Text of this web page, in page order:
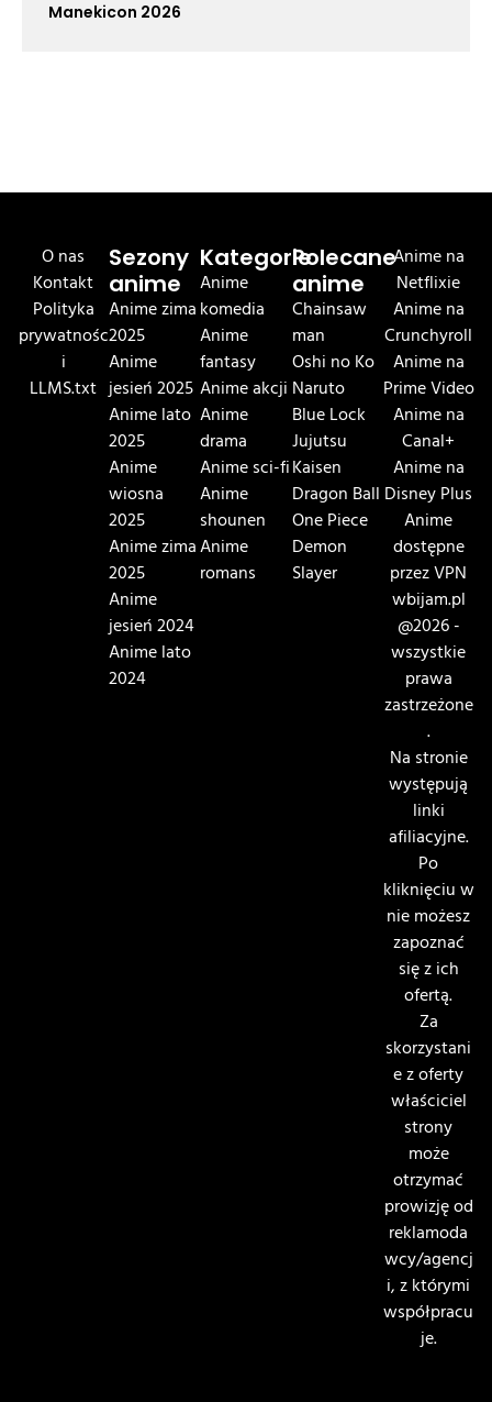
Manekicon 2026
O nas
Kontakt
Polityka
prywatnośc
i
LLMS.txt
Sezony
anime
Anime zima
2025
Anime
jesień 2025
Anime lato
2025
Anime
wiosna
2025
Anime zima
2025
Anime
jesień 2024
Anime lato
2024
Kategorie
Anime
komedia
Anime
fantasy
Anime akcji
Anime
drama
Anime sci-fi
Anime
shounen
Anime
romans
Polecane
anime
Chainsaw
man
Oshi no Ko
Naruto
Blue Lock
Jujutsu
Kaisen
Dragon Ball
One Piece
Demon
Slayer
Anime na
Netflixie
Anime na
Crunchyroll
Anime na
Prime Video
Anime na
Canal+
Anime na
Disney Plus
Anime
dostępne
przez VPN
wbijam.pl
@2026 -
wszystkie
prawa
zastrzeżone
.
Na stronie
występują
linki
afiliacyjne.
Po
kliknięciu w
nie możesz
zapoznać
się z ich
ofertą.
Za
skorzystani
e z oferty
właściciel
strony
może
otrzymać
prowizję od
reklamoda
wcy/agencj
i, z którymi
współpracu
je.